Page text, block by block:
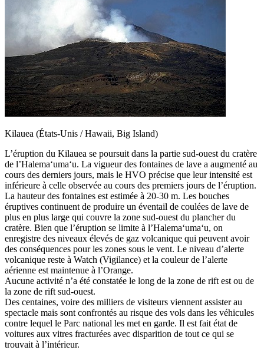
Kilauea (États-Unis / Hawaii, Big Island)
L’éruption du Kilauea se poursuit dans la partie sud-ouest du cratère
de l’Halema‘uma‘u. La vigueur des fontaines de lave a augmenté au
cours des derniers jours, mais le HVO précise que leur intensité est
inférieure à celle observée au cours des premiers jours de l’éruption.
La hauteur des fontaines est estimée à 20-30 m. Les bouches
éruptives continuent de produire un éventail de coulées de lave de
plus en plus large qui couvre la zone sud-ouest du plancher du
cratère. Bien que l’éruption se limite à l’Halema‘uma‘u, on
enregistre des niveaux élevés de gaz volcanique qui peuvent avoir
des conséquences pour les zones sous le vent. Le niveau d’alerte
volcanique reste à Watch (Vigilance) et la couleur de l’alerte
aérienne est maintenue à l’Orange.
Aucune activité n’a été constatée le long de la zone de rift est ou de
la zone de rift sud-ouest.
Des centaines, voire des milliers de visiteurs viennent assister au
spectacle mais sont confrontés au risque des vols dans les véhicules
contre lequel le Parc national les met en garde. Il est fait état de
voitures aux vitres fracturées avec disparition de tout ce qui se
trouvait à l’intérieur.